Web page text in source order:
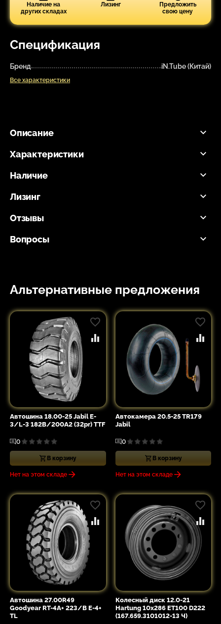
Спецификация
Бренд iN.Tube (Китай)
Все характеристики
Наличие на
других складах
Лизинг
Предложить
свою цену
Описание
Характеристики
Наличие
Лизинг
Отзывы
Вопросы
Альтернативные предложения
Автошина 18.00-25 Jabil E-
3/L-3 182B/200A2 (32pr) TTF
0
В корзину
Нет на этом складе
Автокамера 20.5-25 TR179
Jabil
0
В корзину
Нет на этом складе
Автошина 27.00R49
Goodyear RT-4A+ 223/B E-4+
TL
Колесный диск 12.0-21
Hartung 10x286 ET100 D222
(167.659.3101012-13 Ч)